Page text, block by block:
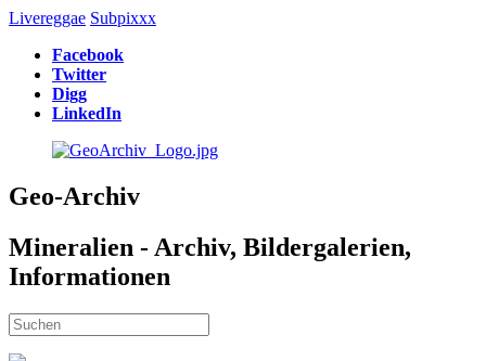
Livereggae Subpixxx
Facebook
Twitter
Digg
LinkedIn
Geo-Archiv
Mineralien - Archiv, Bildergalerien,
Informationen